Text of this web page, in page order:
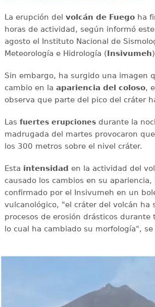
La erupción del volcán de Fuegoha
horas de actividad, según informó
agosto el Instituto Nacional de
Meteorología e Hidrología (Insivumeh
Sin embargo, ha surgido una imagen
cambio en la apariencia del coloso,
observa que parte del pico del cráter
Las fuertes erupcionesdurante la
madrugada del martes provocaron
los 300 metros sobre el nivel cráter.
Esta intensidad en la actividad del
causado los cambios en su apariencia,
confirmado por el Insivumeh en un
vulcanológico, "el cráter del volcán ha
procesos de erosión drásticos durante
lo cual ha cambiado su morfología",